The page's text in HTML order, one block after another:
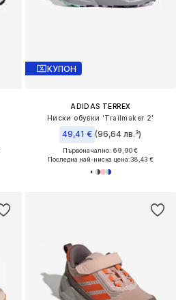
КУПОН
ADIDAS TERREX
Ниски обувки 'Trailmaker 2'
49,41 € (96,64 лв.³)
Първоначално: 69,90 €
Последна най-ниска цена:38,43 €